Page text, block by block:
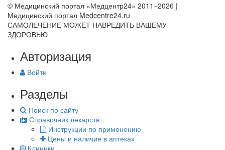
© Медицинский портал «Медцентр24» 2011–2026 |
Медицинский портал Medcentre24.ru
САМОЛЕЧЕНИЕ МОЖЕТ НАВРЕДИТЬ ВАШЕМУ
ЗДОРОВЬЮ
Авторизация
Войти
Разделы
Поиск по сайту
Справочник лекарств
Инструкции по применению
Цены и наличие в аптеках